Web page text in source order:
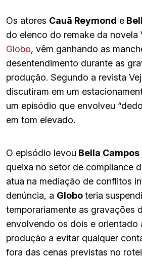
Os atores Cauã Reymond e
do elenco do remake da novela
Globo, vêm ganhando as
desentendimento durante as
produção. Segundo a revista
discutiram em um
um episódio que envolveu
em tom elevado.
O episódio levou Bella Campos
queixa no setor de compliance
atua na mediação de conflitos
denúncia, a Globoteria
temporariamente as gravações
envolvendo os dois e orientado
produção a evitar qualquer
fora das cenas previstas no